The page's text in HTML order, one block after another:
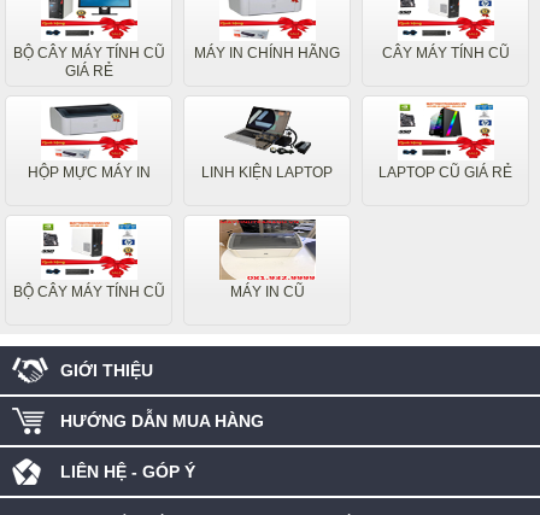
BỘ CÂY MÁY TÍNH CŨ
GIÁ RẺ
MÁY IN CHÍNH HÃNG CÂY MÁY TÍNH CŨ
HỘP MỰC MÁY IN LINH KIỆN LAPTOP LAPTOP CŨ GIÁ RẺ
BỘ CÂY MÁY TÍNH CŨ MÁY IN CŨ
GIỚI THIỆU
HƯỚNG DẪN MUA HÀNG
LIÊN HỆ - GÓP Ý